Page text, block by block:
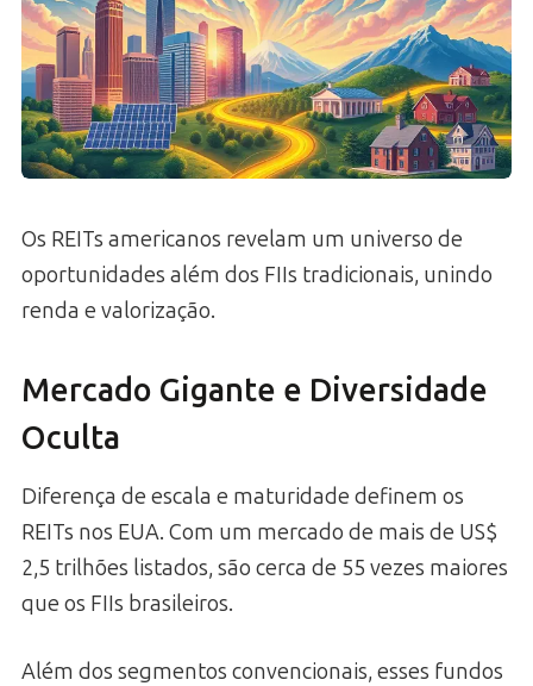
Os REITs americanos revelam um universo de
oportunidades além dos FIIs tradicionais, unindo
renda e valorização.
Mercado Gigante e Diversidade
Oculta
Diferença de escala e maturidade definem os
REITs nos EUA. Com um mercado de mais de US$
2,5 trilhões listados, são cerca de 55 vezes maiores
que os FIIs brasileiros.
Além dos segmentos convencionais, esses fundos